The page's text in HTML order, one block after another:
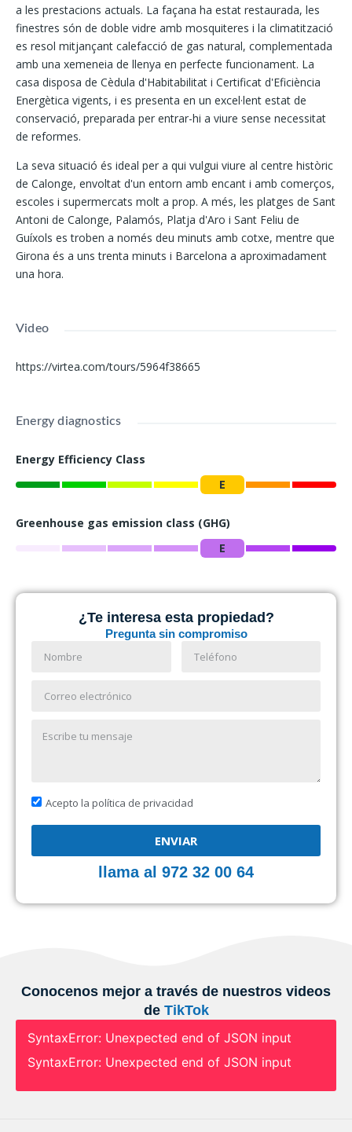
a les prestacions actuals. La façana ha estat restaurada, les
finestres són de doble vidre amb mosquiteres i la climatització
es resol mitjançant calefacció de gas natural, complementada
amb una xemeneia de llenya en perfecte funcionament. La
casa disposa de Cèdula d'Habitabilitat i Certificat d'Eficiència
Energètica vigents, i es presenta en un excel·lent estat de
conservació, preparada per entrar-hi a viure sense necessitat
de reformes.
La seva situació és ideal per a qui vulgui viure al centre històric
de Calonge, envoltat d'un entorn amb encant i amb comerços,
escoles i supermercats molt a prop. A més, les platges de Sant
Antoni de Calonge, Palamós, Platja d'Aro i Sant Feliu de
Guíxols es troben a només deu minuts amb cotxe, mentre que
Girona és a uns trenta minuts i Barcelona a aproximadament
una hora.
Video
https://virtea.com/tours/5964f38665
Energy diagnostics
Energy Efficiency Class
E
Greenhouse gas emission class (GHG)
E
¿Te interesa esta propiedad?
Pregunta sin compromiso
Acepto la política de privacidad
ENVIAR
llama al 972 32 00 64
Conocenos mejor a través de nuestros videos
de TikTok
SyntaxError: Unexpected end of JSON input
SyntaxError: Unexpected end of JSON input